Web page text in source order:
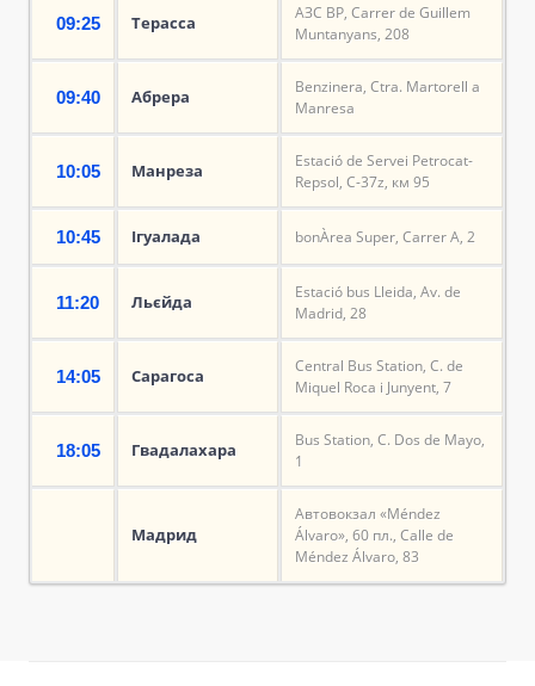
09:25 Терасса
АЗС BP, Carrer de Guillem
Muntanyans, 208
09:40 Абрера
Benzinera, Ctra. Martorell a
Manresa
10:05 Манреза
Estació de Servei Petrocat-
Repsol, C-37z, км 95
10:45 Ігуалада bonÀrea Super, Carrer A, 2
11:20 Льєйда
Estació bus Lleida, Av. de
Madrid, 28
14:05 Сарагоса
Central Bus Station, C. de
Miquel Roca i Junyent, 7
18:05 Гвадалахара
Bus Station, C. Dos de Mayo,
1
Мадрид
Автовокзал «Méndez
Álvaro», 60 пл., Calle de
Méndez Álvaro, 83